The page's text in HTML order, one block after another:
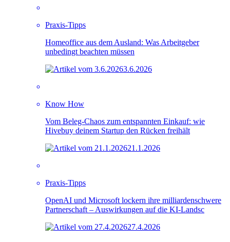
Praxis-Tipps
Homeoffice aus dem Ausland: Was Arbeitgeber
unbedingt beachten müssen
3.6.2026
Know How
Vom Beleg-Chaos zum entspannten Einkauf: wie
Hivebuy deinem Startup den Rücken freihält
21.1.2026
Praxis-Tipps
OpenAI und Microsoft lockern ihre milliardenschwere
Partnerschaft – Auswirkungen auf die KI-Landsc
27.4.2026